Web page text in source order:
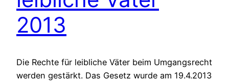
2013
Die Rechte für leibliche Väter beim Umgangsrecht
werden gestärkt. Das Gesetz wurde am 19.4.2013